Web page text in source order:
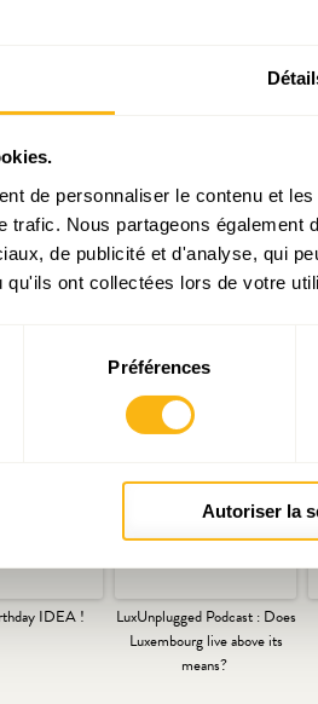
de personnaliser le contenu et
trafic. Nous partageons
de publicité et d'analyse, qui
qu'ils ont collectées lors de votre
Préférences
Autoriser la
aussi au niveau européen –
et créatives. Ce sujet a
nourris lors de cette
public d’envergure sur la
IDEA !
LuxUnplugged Podcast : Does
Luxembourg live above its
means?